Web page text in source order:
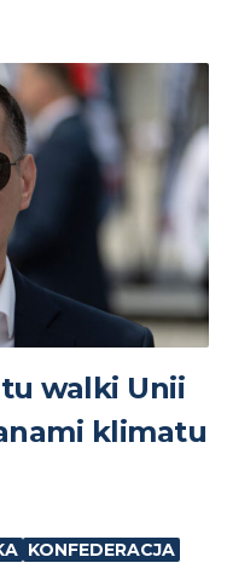
walki Unii
klimatu
KONFEDERACJA